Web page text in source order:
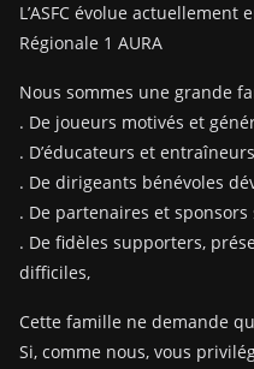
L’ASFC évolue
Régionale 1 AURA
Nous sommes une grande
. De joueurs motivés et
. D’éducateurs et
. De dirigeants bénévoles
. De partenaires et
. De fidèles supporters,
difficiles,
Cette famille ne demande
Si, comme nous, vous